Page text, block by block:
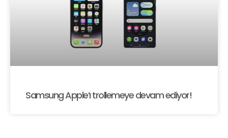
Samsung Apple’ı trollemeye devam ediyor!